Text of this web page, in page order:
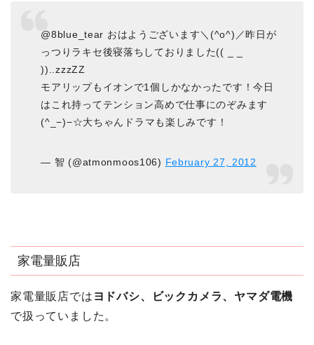
@8blue_tear おはようございます＼(^o^)／昨日が
っつりラキセ後寝落ちしておりました(( _ _
))..zzzZZ
モアリップもイオンで1個しかなかったです！今日
はこれ持ってテンション高めで仕事にのぞみます
(^_−)−☆大ちゃんドラマも楽しみです！
— 智 (@atmonmoos106) February 27, 2012
家電量販店
家電量販店では ヨドバシ、ビックカメラ、ヤマダ電機
で扱っていました。